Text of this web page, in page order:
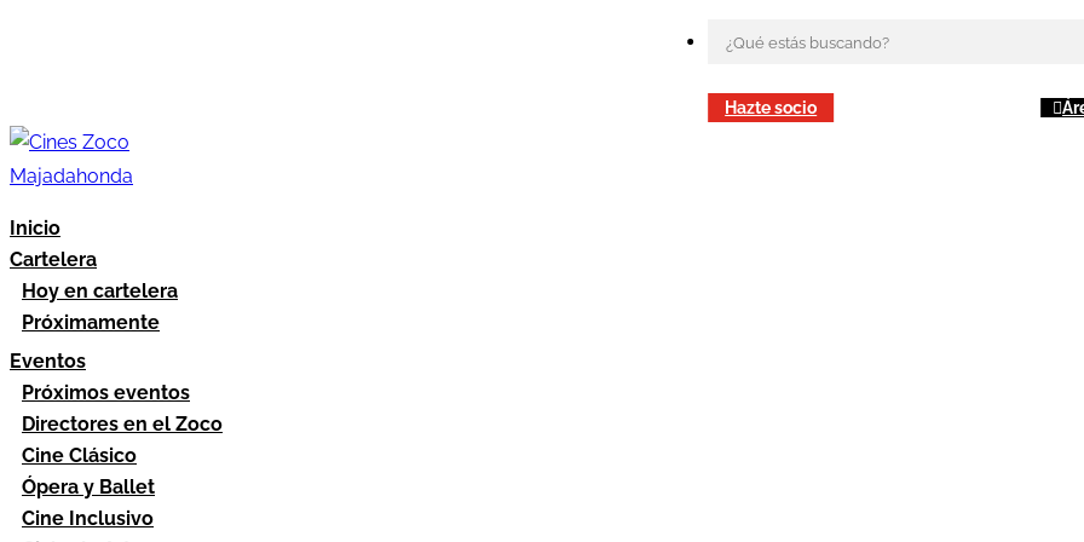
Hazte socio
Inicio
Cartelera
Hoy en cartelera
Próximamente
Eventos
Próximos eventos
Directores en el Zoco
Cine Clásico
Ópera y Ballet
Cine Inclusivo